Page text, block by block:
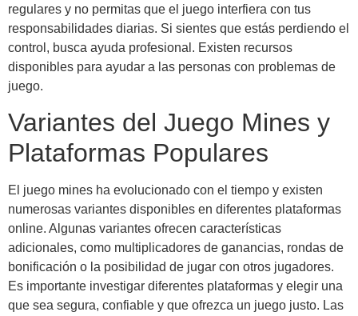
regulares y no permitas que el juego interfiera con tus
responsabilidades diarias. Si sientes que estás perdiendo el
control, busca ayuda profesional. Existen recursos
disponibles para ayudar a las personas con problemas de
juego.
Variantes del Juego Mines y
Plataformas Populares
El juego mines ha evolucionado con el tiempo y existen
numerosas variantes disponibles en diferentes plataformas
online. Algunas variantes ofrecen características
adicionales, como multiplicadores de ganancias, rondas de
bonificación o la posibilidad de jugar con otros jugadores.
Es importante investigar diferentes plataformas y elegir una
que sea segura, confiable y que ofrezca un juego justo. Las